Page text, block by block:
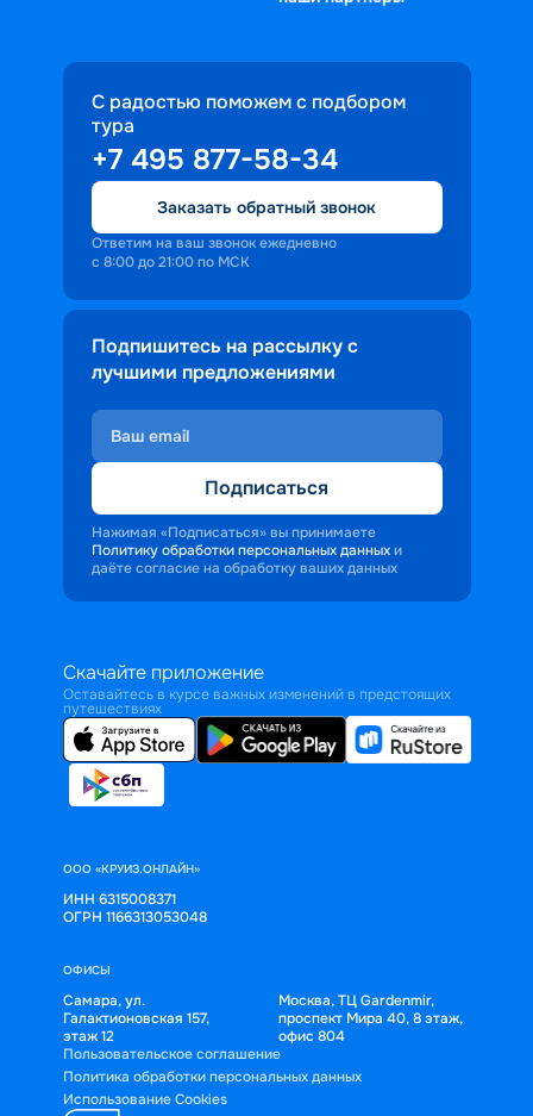
С радостью поможем с подбором
тура
+7 495 877-58-34
Заказать обратный звонок
Ответим на ваш звонок ежедневно
с 8:00 до 21:00 по МСК
Подпишитесь на рассылку с
лучшими предложениями
Подписаться
Нажимая «Подписаться» вы принимаете
Политику обработки персональных данных и
даёте согласие на обработку ваших данных
Скачайте приложение
Оставайтесь в курсе важных изменений в предстоящих
путешествиях
ООО «КРУИЗ.ОНЛАЙН»
ИНН 6315008371
ОГРН 1166313053048
ОФИСЫ
Самара, ул.
Галактионовская 157,
этаж 12
Москва, ТЦ Gardenmir,
проспект Мира 40, 8 этаж,
офис 804
Пользовательское соглашение
Политика обработки персональных данных
Использование Cookies